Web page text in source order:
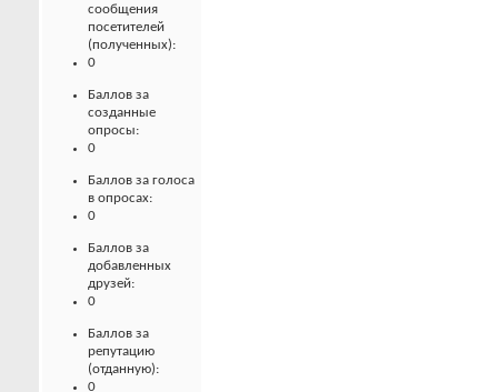
сообщения
посетителей
(полученных):
0
Баллов за
созданные
опросы:
0
Баллов за голоса
в опросах:
0
Баллов за
добавленных
друзей:
0
Баллов за
репутацию
(отданную):
0